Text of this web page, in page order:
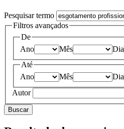
Pesquisar termo
Filtros avançados
De
Ano
Mês
Dia
Até
Ano
Mês
Dia
Autor
Buscar